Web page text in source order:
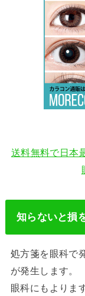
送料無料で日本
知らないと損
処方箋を眼科で
が発生します。
眼科にもよりま